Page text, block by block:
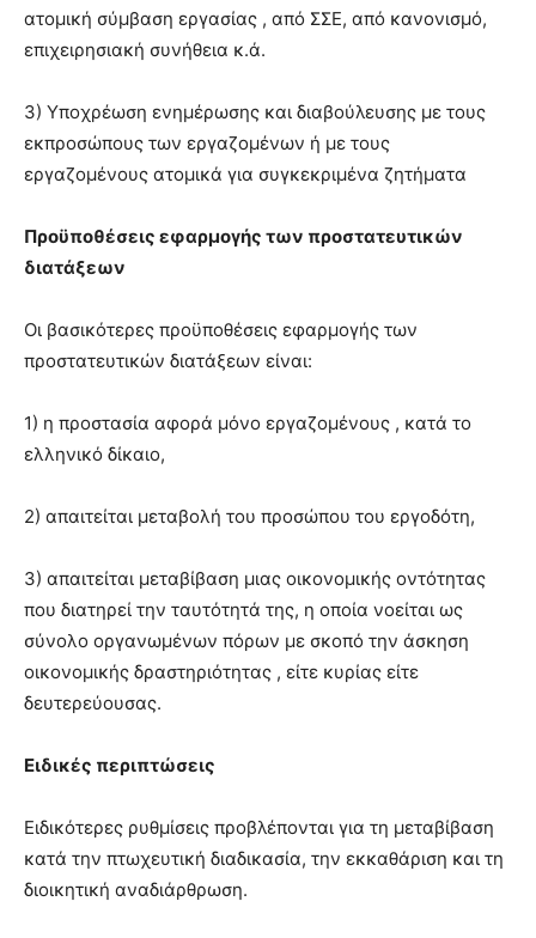
ατομική σύμβαση εργασίας , από ΣΣΕ, από κανονισμό,
επιχειρησιακή συνήθεια κ.ά.
3) Υποχρέωση ενημέρωσης και διαβούλευσης με τους
εκπροσώπους των εργαζομένων ή με τους
εργαζομένους ατομικά για συγκεκριμένα ζητήματα
Προϋποθέσεις εφαρμογής των προστατευτικών
διατάξεων
Οι βασικότερες προϋποθέσεις εφαρμογής των
προστατευτικών διατάξεων είναι:
1) η προστασία αφορά μόνο εργαζομένους , κατά το
ελληνικό δίκαιο,
2) απαιτείται μεταβολή του προσώπου του εργοδότη,
3) απαιτείται μεταβίβαση μιας οικονομικής οντότητας
που διατηρεί την ταυτότητά της, η οποία νοείται ως
σύνολο οργανωμένων πόρων με σκοπό την άσκηση
οικονομικής δραστηριότητας , είτε κυρίας είτε
δευτερεύουσας.
Ειδικές περιπτώσεις
Ειδικότερες ρυθμίσεις προβλέπονται για τη μεταβίβαση
κατά την πτωχευτική διαδικασία, την εκκαθάριση και τη
διοικητική αναδιάρθρωση.